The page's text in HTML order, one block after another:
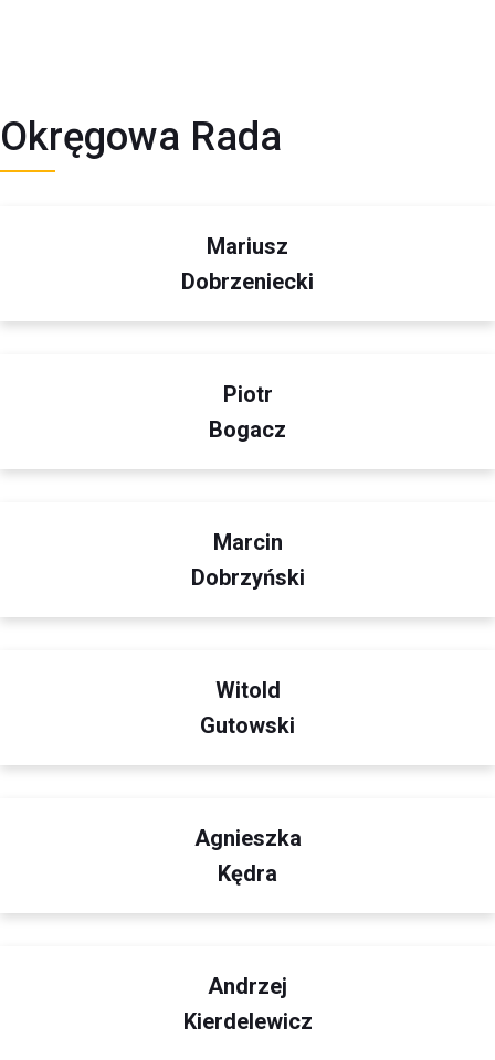
Okręgowa Rada
Mariusz
Dobrzeniecki
Piotr
Bogacz
Marcin
Dobrzyński
Witold
Gutowski
Agnieszka
Kędra
Andrzej
Kierdelewicz